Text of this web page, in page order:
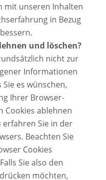
mit unseren Inhalten
in Bezug
und löschen?
nicht zur
Informationen
es wünschen,
Ihrer Browser-
Cookies ablehnen
Sie in der
Beachten Sie
Cookies
Sie also den
möchten,